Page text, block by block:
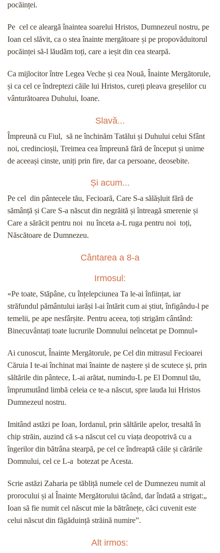
pocăinței.
Pe cel ce aleargă înaintea soarelui Hristos, Dumnezeul nostru, pe
Ioan cel slăvit, ca o stea înainte mergătoare și pe propovăduitorul
pocăinței să-l lăudăm toți, care a ieșit din cea stearpă.
Ca mijlocitor între Legea Veche și cea Nouă, Înainte Mergătorule,
și ca cel ce îndreptezi căile lui Hristos, cureți pleava greșelilor cu
vânturătoarea Duhului, Ioane.
Slavă...
Împreună cu Fiul, să ne închinăm Tatălui și Duhului celui Sfânt
noi, credincioșii, Treimea cea împreună fără de început și unime
de aceeași cinste, uniți prin fire, dar ca persoane, deosebite.
Și acum...
Pe cel din pântecele tău, Fecioară, Care S-a sălășluit fără de
sămânță și Care S-a născut din negrăită și întreagă smerenie și
Care a sărăcit pentru noi nu înceta a-L ruga pentru noi toți,
Născătoare de Dumnezeu.
Cântarea a 8-a
Irmosul:
«Pe toate, Stăpâne, cu înțelepciunea Ta le-ai înființat, iar
străfundul pământului iarăși l-ai întărit cum ai știut, înfigându-l pe
temelii, pe ape nesfârșite. Pentru aceea, toți strigăm cântând:
Binecuvântați toate lucrurile Domnului neîncetat pe Domnul»
Ai cunoscut, Înainte Mergătorule, pe Cel din mitrasul Fecioarei
Căruia I te-ai închinat mai înainte de naștere și de scutece și, prin
săltările din pântece, L-ai arătat, numindu-L pe El Domnul tău,
împrumutând limbă celeia ce te-a născut, spre lauda lui Hristos
Dumnezeul nostru.
Imitând astăzi pe Ioan, Iordanul, prin săltările apelor, tresaltă în
chip străin, auzind că s-a născut cel cu viața deopotrivă cu a
îngerilor din bătrâna stearpă, pe cel ce îndreaptă căile și cărările
Domnului, cel ce L-a botezat pe Acesta.
Scrie astăzi Zaharia pe tăbliță numele cel de Dumnezeu numit al
prorocului și al Înainte Mergătorului tăcând, dar îndată a strigat:„
Ioan să fie numit cel născut mie la bătrânețe, căci cuvenit este
celui născut din făgăduință străină numire”.
Alt irmos: